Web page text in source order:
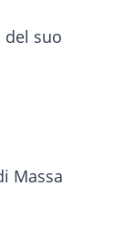
suo
Massa